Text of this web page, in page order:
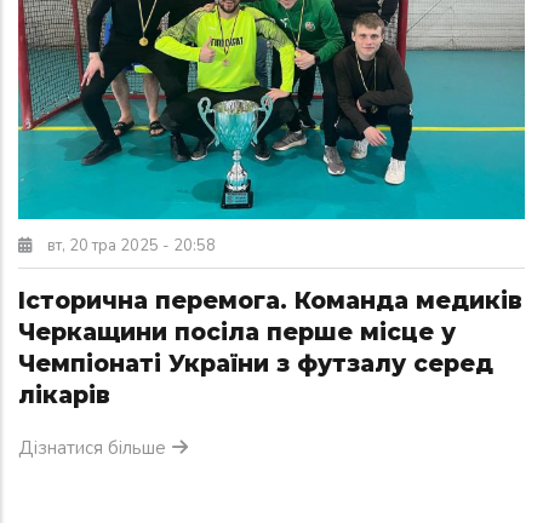
вт, 20 тра 2025 - 20:58
Історична перемога. Команда медиків
Черкащини посіла перше місце у
Чемпіонаті України з футзалу серед
лікарів
Дізнатися більше